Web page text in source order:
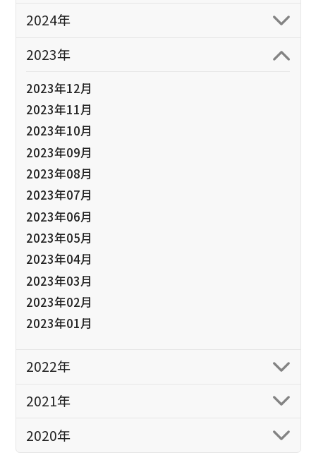
2024年
2023年
2023年12月
2023年11月
2023年10月
2023年09月
2023年08月
2023年07月
2023年06月
2023年05月
2023年04月
2023年03月
2023年02月
2023年01月
2022年
2021年
2020年